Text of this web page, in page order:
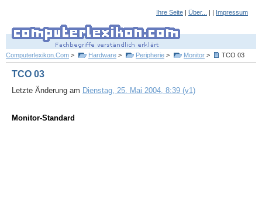
Ihre Seite | Über... | | Impressum
Computerlexikon.Com > Hardware > Peripherie > Monitor > TCO 03
TCO 03
Letzte Änderung am Dienstag, 25. Mai 2004, 8:39 (v1)
Monitor-Standard